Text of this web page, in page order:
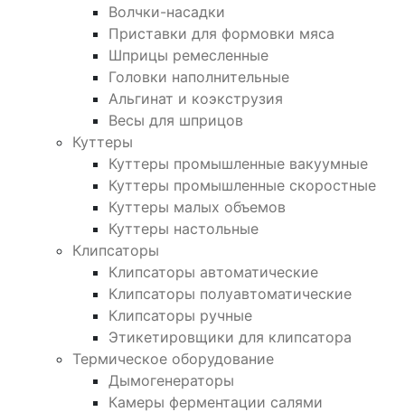
Волчки-насадки
Приставки для формовки мяса
Шприцы ремесленные
Головки наполнительные
Альгинат и коэкструзия
Весы для шприцов
Куттеры
Куттеры промышленные вакуумные
Куттеры промышленные скоростные
Куттеры малых объемов
Куттеры настольные
Клипсаторы
Клипсаторы автоматические
Клипсаторы полуавтоматические
Клипсаторы ручные
Этикетировщики для клипсатора
Термическое оборудование
Дымогенераторы
Камеры ферментации салями